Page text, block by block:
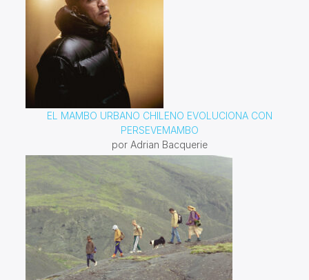
EL MAMBO URBANO CHILENO EVOLUCIONA CON
PERSEVEMAMBO
por Adrian Bacquerie